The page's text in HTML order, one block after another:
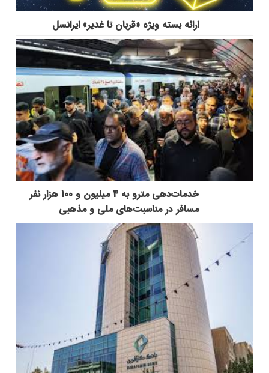
ارائه بسته ویژه «قربان تا غدیر» ایرانسل
خدمات‌دهي مترو به 4 ميليون و 100 هزار نفر
مسافر در مناسبت‌هاي ملي و مذهبي